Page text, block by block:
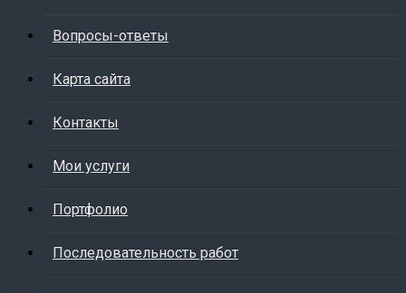
Вопросы-ответы
Карта сайта
Контакты
Мои услуги
Портфолио
Последовательность работ